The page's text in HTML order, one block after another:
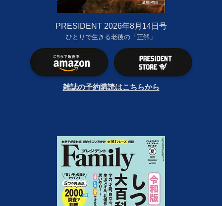
PRESIDENT 2026年8月14日号
ひとりで生きる老後の「正解」
雑誌の予約購読はこちらから